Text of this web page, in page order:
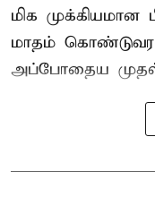
மிக முக்கியமான
மாதம்
அப்போதைய